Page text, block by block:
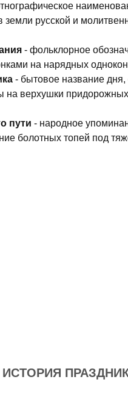
русской и
- фольклорное
на нарядных
- бытовое название
на верхушки
пути - народное
болотных топей под